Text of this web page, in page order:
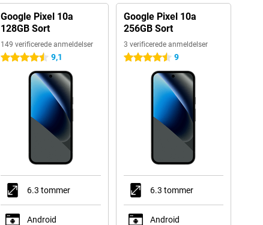
Google Pixel 10a
128GB Sort
149 verificerede anmeldelser
4.5 stjerner 9,1
6.3 tommer
Android
Google Pixel 10a
256GB Sort
3 verificerede anmeldelser
4.5 stjerner 9
6.3 tommer
Android